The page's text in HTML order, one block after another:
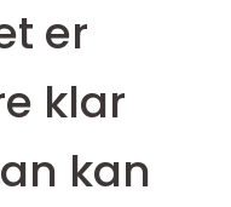
er
klar
kan